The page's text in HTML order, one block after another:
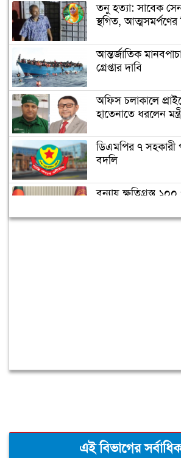
তনু হত্যা: সাবেক
স্থগিত, আত্মসমর্পণের
আন্তর্জাতিক
গ্রেপ্তার দাবি
অফিস চলাকালে
হাতেনাতে ধরলেন
ডিএমপির ৭ সহকারী
বদলি
বন্যায় ক্ষতিগ্রস্ত
এই বিভাগের